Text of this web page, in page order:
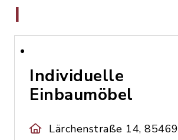
I
Individuelle
Einbaumöbel
Lärchenstraße 14, 85469